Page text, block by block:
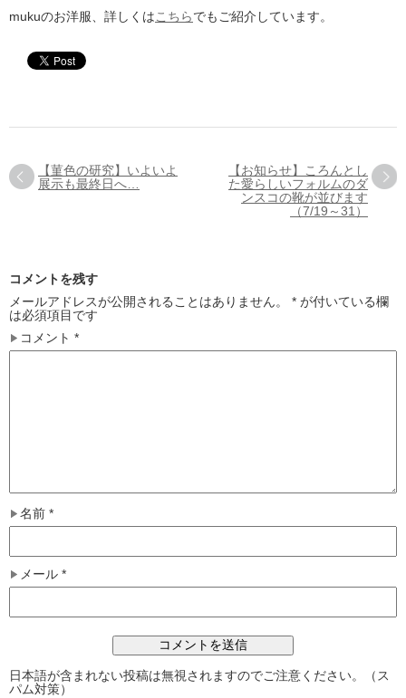
mukuのお洋服、詳しくはこちらでもご紹介しています。
【菫色の研究】いよいよ
展示も最終日へ…
【お知らせ】ころんとし
た愛らしいフォルムのダ
ンスコの靴が並びます
（7/19～31）
コメントを残す
メールアドレスが公開されることはありません。
* が付いている欄
は必須項目です
コメント *
名前 *
メール *
日本語が含まれない投稿は無視されますのでご注意ください。（ス
パム対策）